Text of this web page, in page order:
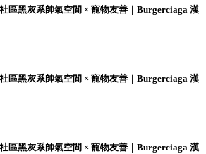
區黑灰系帥氣空間 × 寵物友善｜Burgerciaga 漢
區黑灰系帥氣空間 × 寵物友善｜Burgerciaga 漢
區黑灰系帥氣空間 × 寵物友善｜Burgerciaga 漢